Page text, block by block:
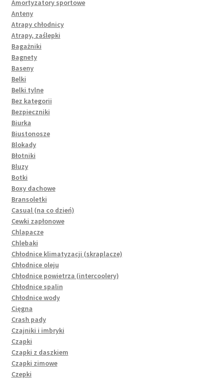
Amortyzatory sportowe
Anteny
Atrapy chłodnicy
Atrapy, zaślepki
Bagażniki
Bagnety
Baseny
Belki
Belki tylne
Bez kategorii
Bezpieczniki
Biurka
Biustonosze
Blokady
Błotniki
Bluzy
Botki
Boxy dachowe
Bransoletki
Casual (na co dzień)
Cewki zapłonowe
Chlapacze
Chlebaki
Chłodnice klimatyzacji (skraplacze)
Chłodnice oleju
Chłodnice powietrza (intercoolery)
Chłodnice spalin
Chłodnice wody
Cięgna
Crash pady
Czajniki i imbryki
Czapki
Czapki z daszkiem
Czapki zimowe
Czepki